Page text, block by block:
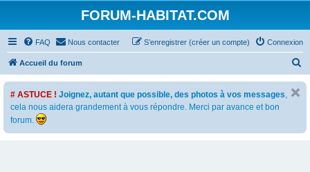
FORUM-HABITAT.COM
FAQ Nous contacter Connexion
S’enregistrer (créer un compte)
Accueil du forum
e
# ASTUCE ! Joignez, autant que possible, des photos à vos messages,
cela nous aidera grandement à vous répondre. Merci par avance et bon
forum.